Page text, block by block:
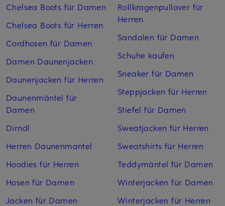
Chelsea Boots für Damen
Chelsea Boots für Herren
Cordhosen für Damen
Damen Daunenjacken
Daunenjacken für Herren
Daunenmäntel für
Damen
Dirndl
Herren Daunenmantel
Hoodies für Herren
Hosen für Damen
Jacken für Damen
Rollkragenpullover für
Herren
Sandalen für Damen
Schuhe kaufen
Sneaker für Damen
Steppjacken für Herren
Stiefel für Damen
Sweatjacken für Herren
Sweatshirts für Herren
Teddymäntel für Damen
Winterjacken für Damen
Winterjacken für Herren